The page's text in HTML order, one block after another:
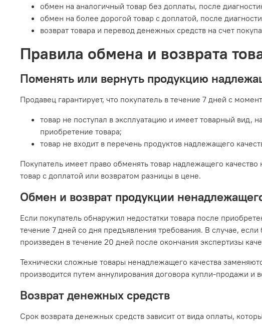
обмен на аналогичный товар без доплаты, после
обмен на более дорогой товар с доплатой, после
возврат товара и перевод денежных средств на счет
Правила обмена и возврата
Поменять или вернуть продукцию
Продавец гарантирует, что покупатель в течение 7 дней с
товар не поступал в эксплуатацию и имеет товарный вид,
приобретение товара;
товар не входит в перечень продуктов надлежащего
Покупатель имеет право обменять товар надлежащего
товар с доплатой или возвратом разницы в цене.
Обмен и возврат продукции
Если покупатель обнаружил недостатки товара после
течение 7 дней со дня предъявления требования. В случае,
произведен в течение 20 дней после окончания экспертизы
Технически сложные товары ненадлежащего качества
производится путем аннулирования договора купли-продажи и
Возврат денежных средств
Срок возврата денежных средств зависит от вида оплаты,